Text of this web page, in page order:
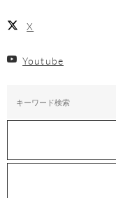
X
Youtube